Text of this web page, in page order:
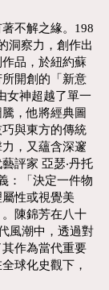
不解之緣。198
洞察力，創作出
品，於紐約蘇
開創的「新意
女神超越了單一
，他將經典圖
與東方的傳統
，又蘊含深邃
評家 亞瑟‧丹托
：「決定一件物
性或視覺美
陳錦芳在八十
風潮中，透過對
作為當代重要
球化史觀下，